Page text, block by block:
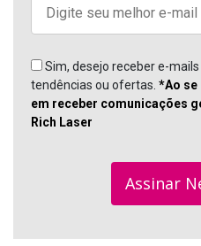
Sim, desejo receber e-
tendências ou ofertas. *Ao
em receber comunicações
Rich Laser
Assinar